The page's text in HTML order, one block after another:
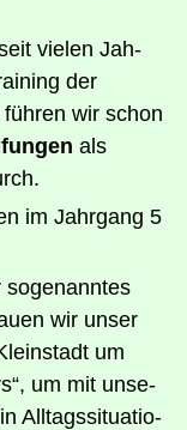
vie­len Jah­
der
wir schon
als
im Jahr­gang 5
soge­nann­tes
wir unser
um
um mit unse­
All­tags­si­tua­tio­